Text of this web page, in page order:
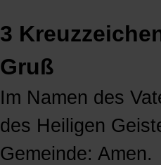
3
Gruß
Im Namen des
des Heiligen
Gemeinde: Amen.